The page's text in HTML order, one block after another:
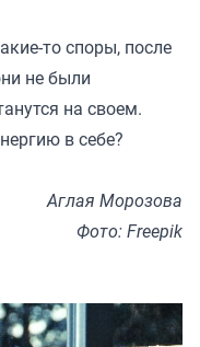
то споры, после
не были
на своем.
в себе?
Аглая Морозова
Фото: Freepik